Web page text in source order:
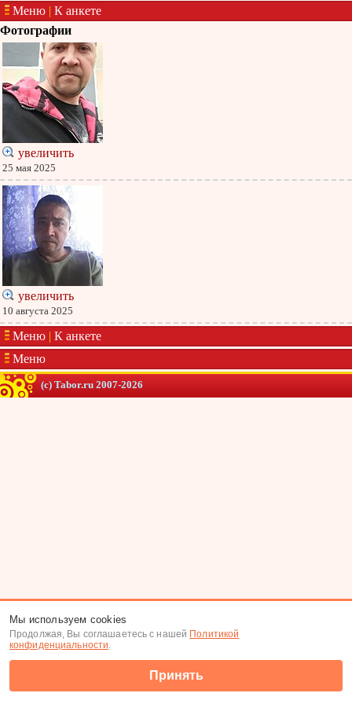
Меню | К анкете
Фотографии
увеличить
25 мая 2025
увеличить
10 августа 2025
Меню | К анкете
Меню
(c) Tabor.ru 2007-2026
Мы используем cookies
Продолжая, Вы соглашаетесь с нашей Политикой
конфиденциальности.
Принять